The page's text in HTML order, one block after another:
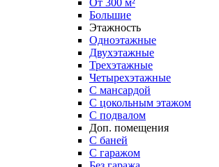
От 300 м²
Большие
Этажность
Одноэтажные
Двухэтажные
Трехэтажные
Четырехэтажные
С мансардой
С цокольным этажом
С подвалом
Доп. помещения
С баней
С гаражом